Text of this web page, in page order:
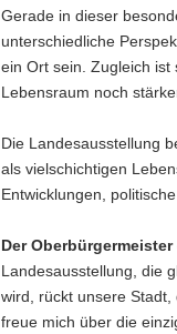
Gerade in dieser
unterschiedliche
ein Ort sein. Zugleich ist
Lebensraum noch
Die Landesausstellung
als vielschichtigen
Entwicklungen,
Der
Landesausstellung, die
wird, rückt unsere
freue mich über die